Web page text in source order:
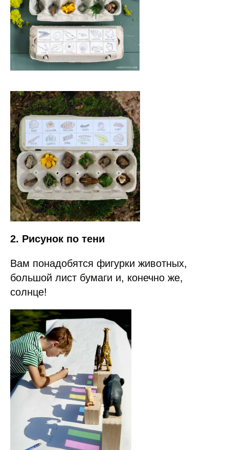
2. Рисунок по тени
Вам понадобятся фигурки животных,
большой лист бумаги и, конечно же,
солнце!